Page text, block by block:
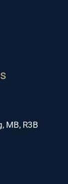
MB, R3B